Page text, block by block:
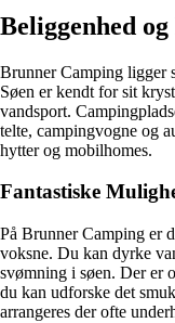
Beliggenhed
Brunner Camping ligger
Søen er kendt for sit
vandsport.
telte, campingvogne og
hytter og mobilhomes.
Fantastiske
På Brunner Camping er
voksne. Du kan dyrke
svømning i søen. Der er
du kan udforske det
arrangeres der ofte